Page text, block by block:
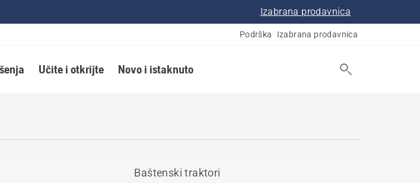
Izabrana prodavnica
Podrška Izabrana prodavnica
Učite i otkrijte Novo i istaknuto
Baštenski traktori